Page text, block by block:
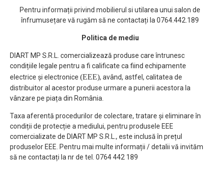
Pentru informații privind mobilierul si utilarea unui salon de
înfrumusețare vă rugăm să ne contactați la 0764.442.189
Politica de mediu
DIART MP S.R.L. comercializează produse care întrunesc
condițiile legale pentru a fi calificate ca fiind echipamente
electrice și electronice (EEE), având, astfel, calitatea de
distribuitor al acestor produse urmare a punerii acestora la
vânzare pe piața din România.
Taxa aferentă procedurilor de colectare, tratare și eliminare în
condiții de protecție a mediului, pentru produsele EEE
comercializate de DIART MP S.R.L., este inclusă în prețul
produselor EEE. Pentru mai multe informații / detalii vă invităm
să ne contactați la nr de tel. 0764 442 189